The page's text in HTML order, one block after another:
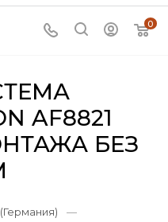
0
AF8821
БЕЗ
—